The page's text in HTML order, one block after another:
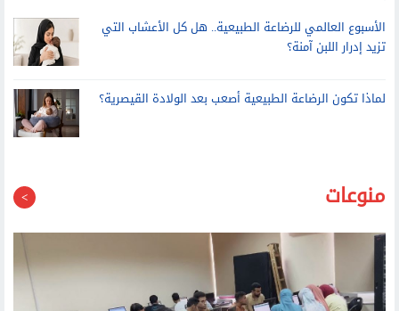
الأسبوع العالمي للرضاعة الطبيعية.. هل كل الأعشاب التي
تزيد إدرار اللبن آمنة؟